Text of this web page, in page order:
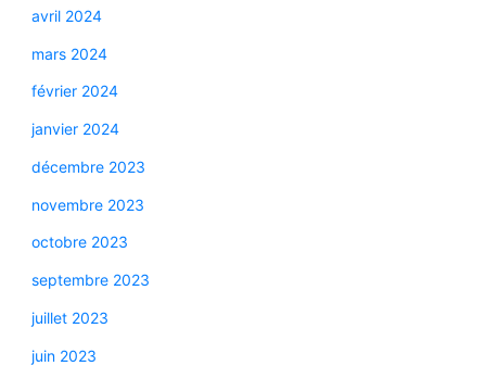
avril 2024
mars 2024
février 2024
janvier 2024
décembre 2023
novembre 2023
octobre 2023
septembre 2023
juillet 2023
juin 2023